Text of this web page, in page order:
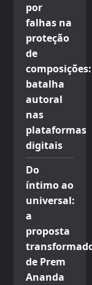
por
falhas na
proteção
de
composições:
batalha
autoral
nas
plataformas
digitais
Do
íntimo ao
universal:
a
proposta
de Prem
Ananda